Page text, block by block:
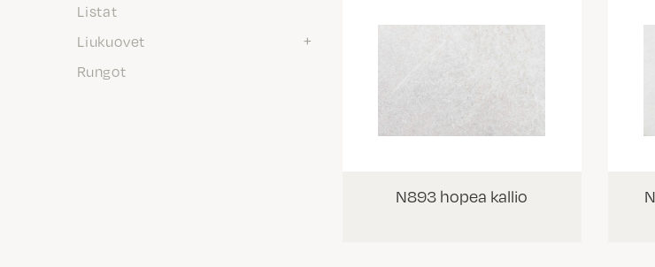
Listat
Liukuovet
Rungot
N893 hopea kallio